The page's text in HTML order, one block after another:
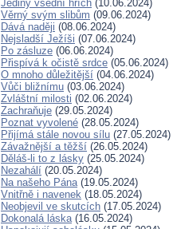
Jediný všední hřích (10.06.2024)
Věrný svým slibům (09.06.2024)
Dává naději (08.06.2024)
Nejsladší Ježíši (07.06.2024)
Po zásluze (06.06.2024)
Přispívá k očistě srdce (05.06.2024)
O mnoho důležitější (04.06.2024)
Vůči bližnímu (03.06.2024)
Zvláštní milosti (02.06.2024)
Zachraňuje (29.05.2024)
Poznat vyvolené (28.05.2024)
Přijímá stále novou sílu (27.05.2024)
Závažnější a těžší (26.05.2024)
Děláš-li to z lásky (25.05.2024)
Nezahálí (20.05.2024)
Na našeho Pána(19.05.2024)
Vnitřně i navenek (18.05.2024)
Neobjevil ve skutcích (17.05.2024)
Dokonalá láska(16.05.2024)